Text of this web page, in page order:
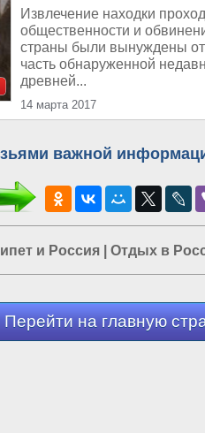
Извлечение находки
общественности и
страны были вынуждены
часть обнаруженной
древней...
14 марта 2017
важной
и Россия Отдых в
Перейти на главную